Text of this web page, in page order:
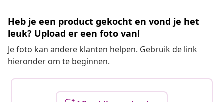
Heb je een product gekocht en vond je het
leuk? Upload er een foto van!
Je foto kan andere klanten helpen. Gebruik de link
hieronder om te beginnen.